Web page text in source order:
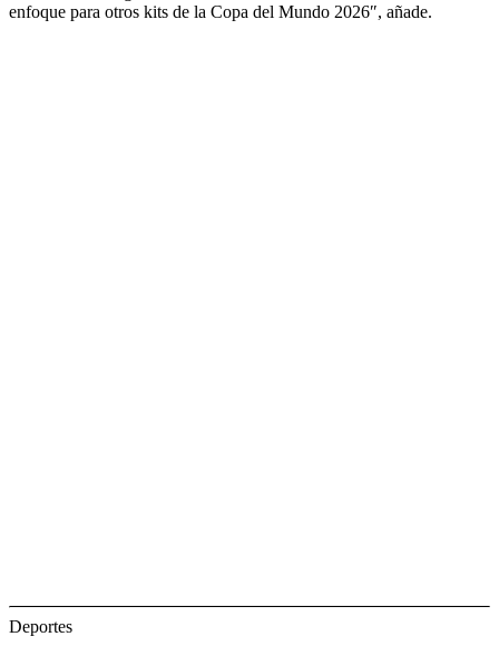
enfoque para otros kits de la Copa del Mundo 2026″, añade.
Deportes